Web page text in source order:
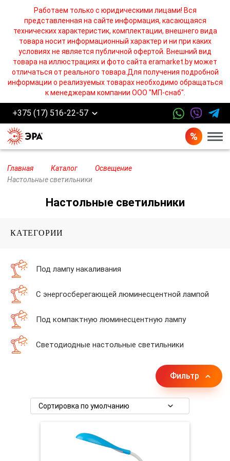
Работаем только с юридическими лицами! Вся
представленная на сайте информация, касающаяся
технических характеристик, комплектации, внешнего вида
товара носит информационный характер и ни при каких
условиях не является публичной офертой. Внешний вид
товара на иллюстрациях и фото сайта eramarket.by может
отличаться от реального товара.Для получения подробной
информации о реализуемых товарах необходимо обращаться
к менеджерам компании ООО "МП-снаб".
+375 (17) 516-22-57
Главная Каталог
Освещение
Настольные светильники
Настольные светильники
КАТЕГОРИИ
Под лампу накаливания
С энергосберегающей люминесцентной лампой
Под компактную люминесцентную лампу
Светодиодные настольные светильники
Фильтр